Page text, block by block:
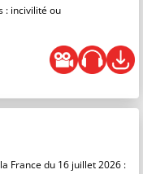
: incivilité ou
France du 16 juillet 2026 :